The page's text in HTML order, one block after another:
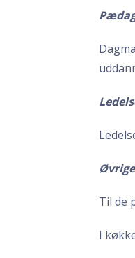
Til de
I